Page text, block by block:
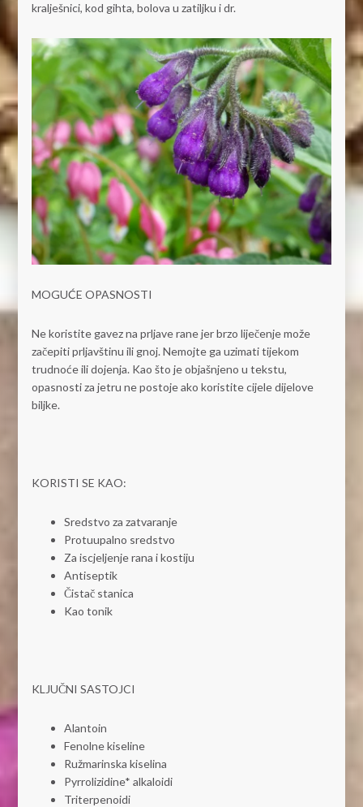
kralješnici, kod gihta, bolova u zatiljku i dr.
MOGUĆE OPASNOSTI
Ne koristite gavez na prljave rane jer brzo liječenje može
začepiti prljavštinu ili gnoj. Nemojte ga uzimati tijekom
trudnoće ili dojenja. Kao što je objašnjeno u tekstu,
opasnosti za jetru ne postoje ako koristite cijele dijelove
biljke.
KORISTI SE KAO:
Sredstvo za zatvaranje
Protuupalno sredstvo
Za iscjeljenje rana i kostiju
Antiseptik
Čistač stanica
Kao tonik
KLJUČNI SASTOJCI
Alantoin
Fenolne kiseline
Ružmarinska kiselina
Pyrrolizidine* alkaloidi
Triterpenoidi